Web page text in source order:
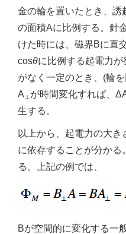
金の輪を置いたとき、誘
の面積Aに比例する。針
けた時には、磁界Bに直
cosθに比例する起電力
がなく一定のとき、(輪
A⊥が時間変化すれば、
生する。
以上から、起電力の大き
に依存することが分か
る。上記の例では、
Bが空間的に変化する一